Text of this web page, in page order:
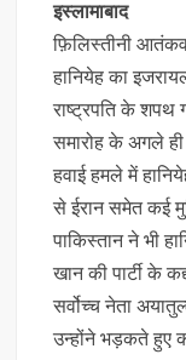
इस्लामाबाद
फ़िलिस्तीनी
हानियेह का
राष्ट्रपति के शपथ
समारोह के अगले
हवाई हमले में
से ईरान समेत कई
पाकिस्तान ने भी
खान की पार्टी के
सर्वोच्च नेता
उन्होंने भड़कते हुए